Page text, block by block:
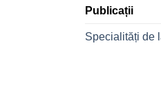
Publicații
Specialități de